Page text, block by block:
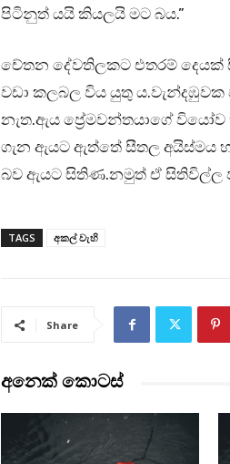
පිටිනුත් යයි කියලයි මට බය.”
චේතන දේවතිලකට එතරම් දෙයක්
වඩා කලබල විය යුතු
නැත.ඇය ප්‍රේමවන්තයාගේ
ගැන ඇයට ඇත්තේ සීතල අයිස්මය
බව ඇයට සිතිණ.නමුත් ඒ සිතිවිල්ල
TAGS අකල් වැහි
Share
අනෙක් කොටස්